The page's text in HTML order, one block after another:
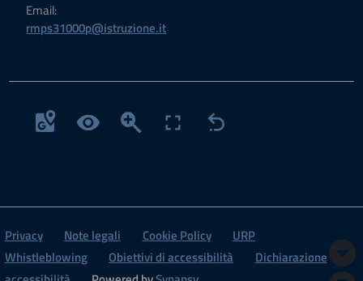
Email:
rmps31000p@istruzione.it
Privacy Note legali Cookie Policy
URP
Whistleblowing
Obiettivi di accessibilità
Dichiarazione